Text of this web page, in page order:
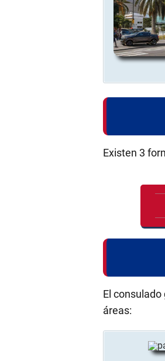
Existen 3
El consulado
áreas: